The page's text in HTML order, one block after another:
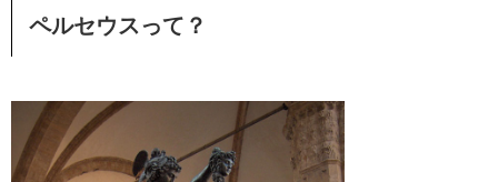
ペルセウスって？